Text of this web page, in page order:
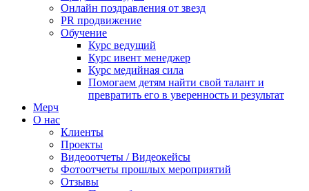
Онлайн поздравления от звезд
PR продвижение
Обучение
Курс ведущий
Курс ивент менеджер
Курс медийная сила
Помогаем детям найти свой талант и
превратить его в уверенность и результат
Мерч
О нас
Клиенты
Проекты
Видеоотчеты / Видеокейсы
Фотоотчеты прошлых мероприятий
Отзывы